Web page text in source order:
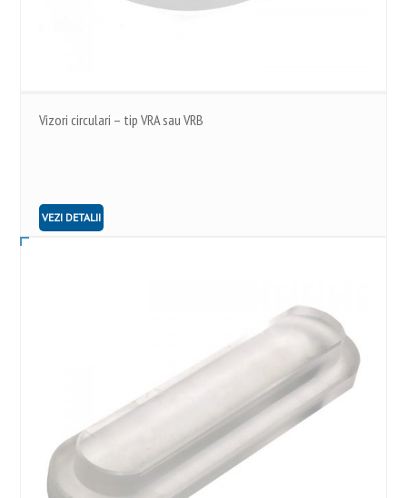
Vizori circulari – tip VRA sau VRB
VEZI DETALII